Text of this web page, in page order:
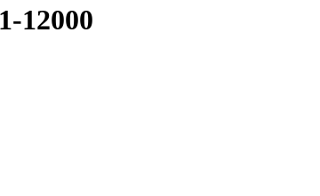
12000